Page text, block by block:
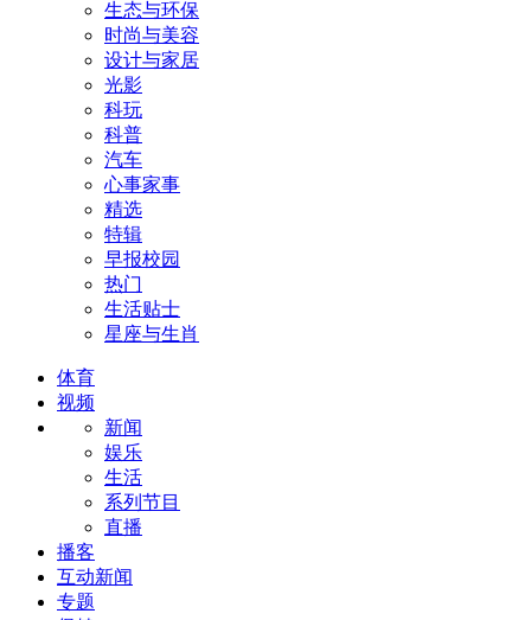
生态与环保
时尚与美容
设计与家居
光影
科玩
科普
汽车
心事家事
精选
特辑
早报校园
热门
生活贴士
星座与生肖
体育
视频
新闻
娱乐
生活
系列节目
直播
播客
互动新闻
专题